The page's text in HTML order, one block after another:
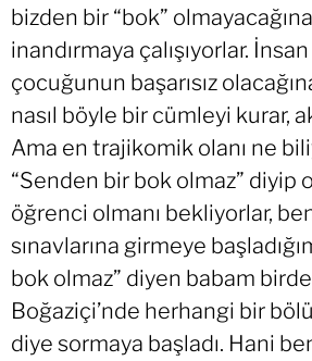
bizden bir “bok”
inandırmaya çalışıyorlar.
çocuğunun başarısız
nasıl böyle bir cümleyi kurar,
Ama en trajikomik olanı ne
“Senden bir bok olmaz” diyip
öğrenci olmanı bekliyorlar,
sınavlarına girmeye
bok olmaz” diyen babam
Boğaziçi’nde herhangi bir
diye sormaya başladı. Hani